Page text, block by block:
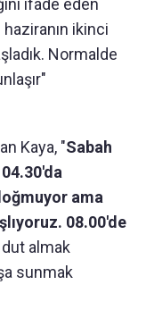
ifade eden
ikinci
Normalde
Kaya, "Sabah
ama
08.00'de
almak
sunmak